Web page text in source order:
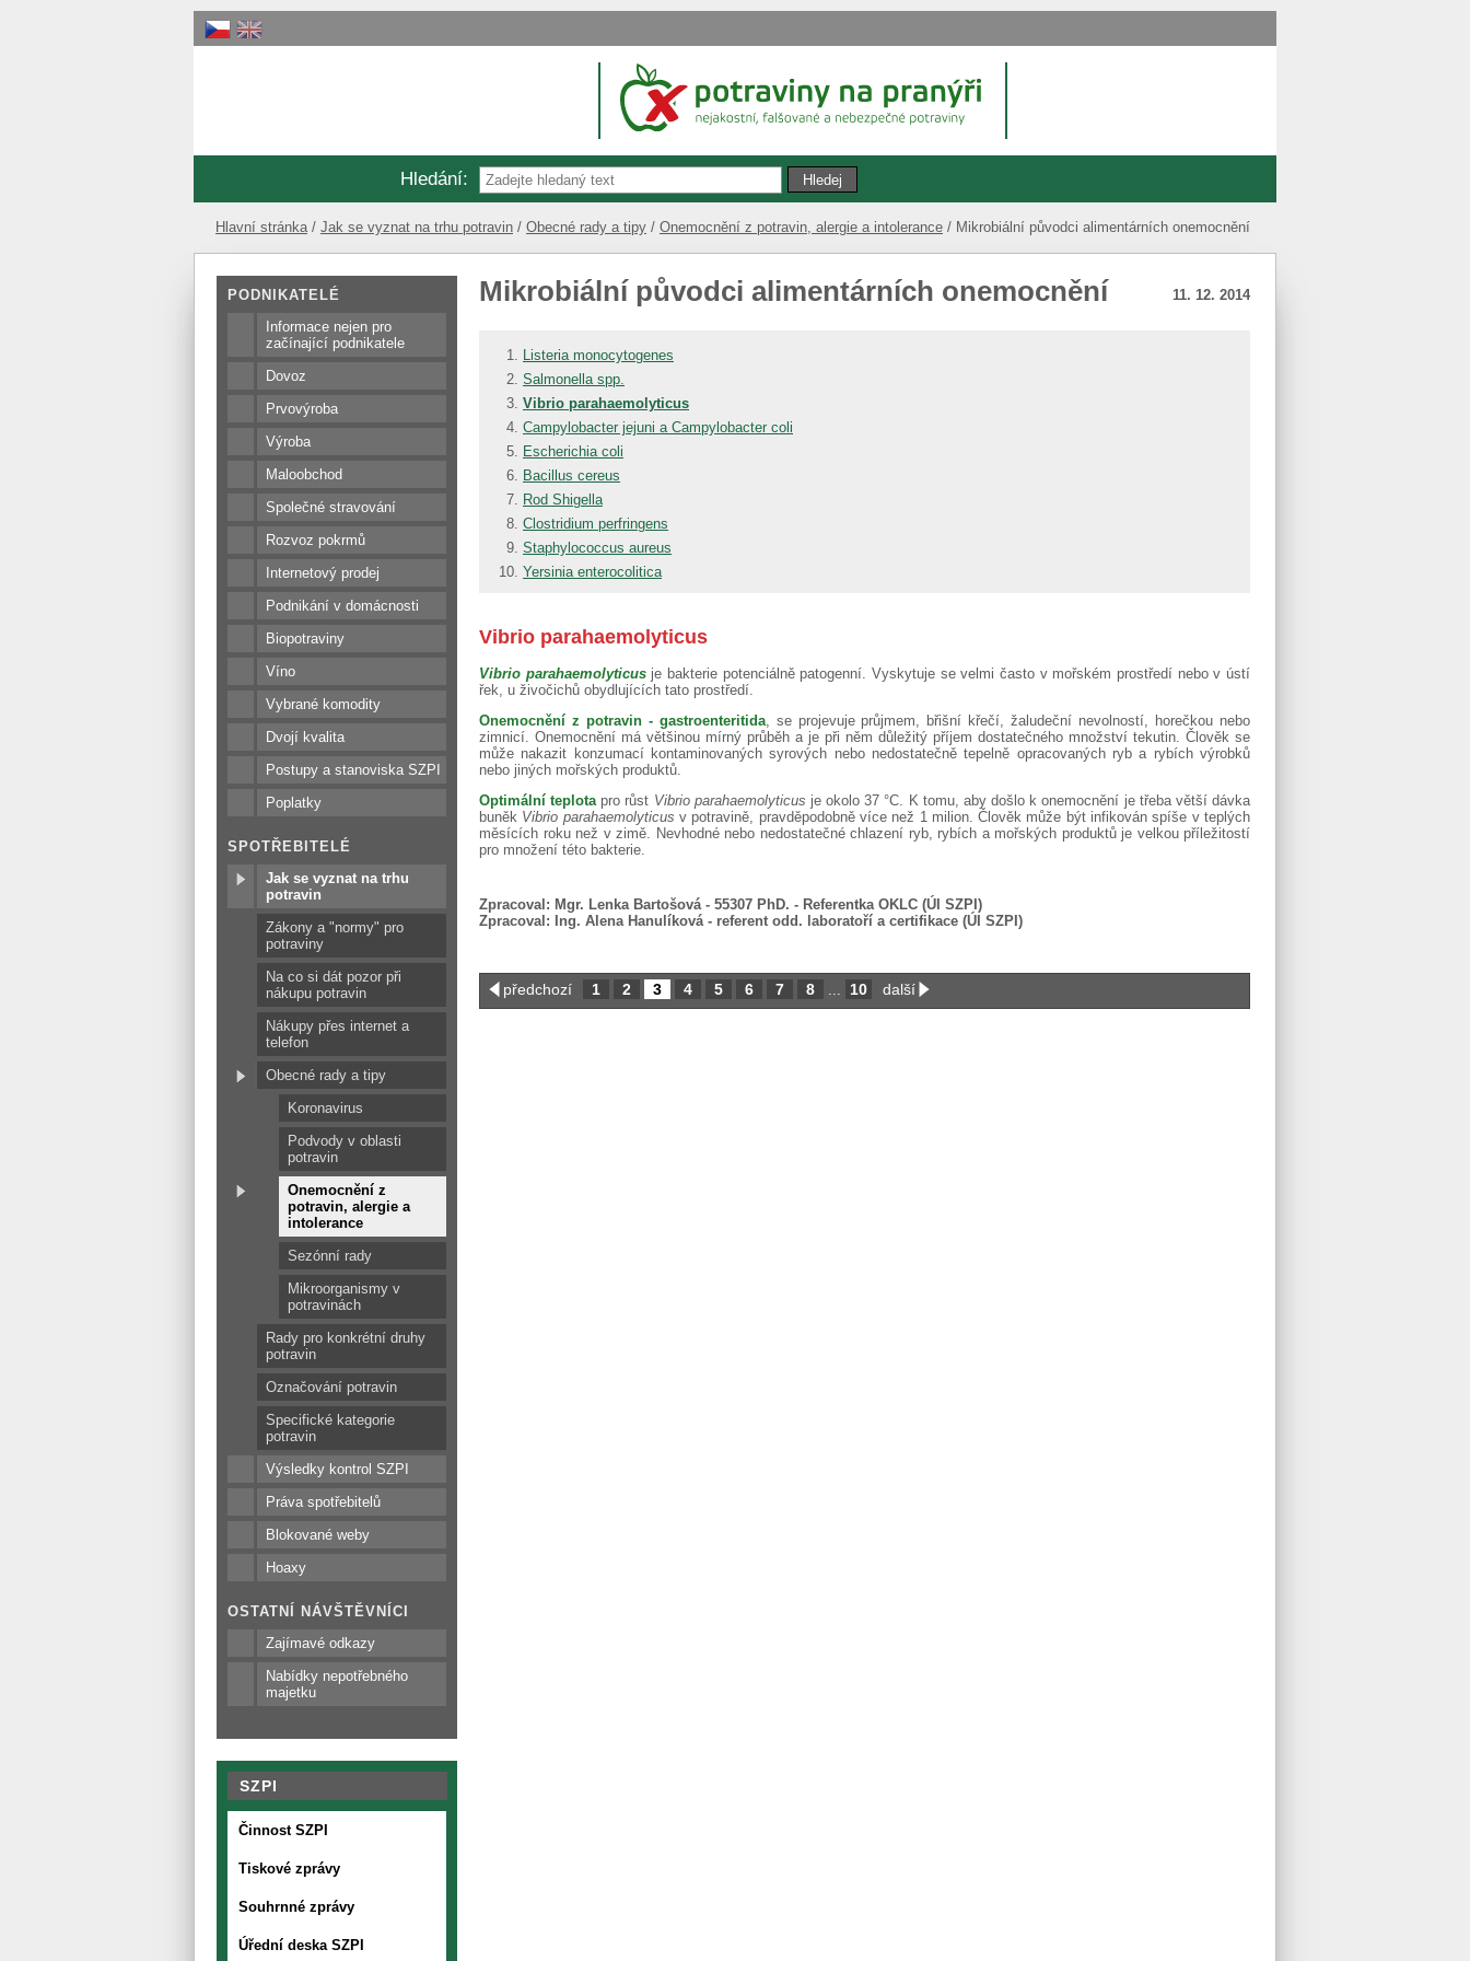
Hledání:
Hlavní stránka Jak se vyznat na trhu potravin Obecné rady a tipy Onemocnění z potravin, alergie a intolerance Mikrobiální původci alimentárních onemocnění
PODNIKATELÉ
Informace nejen pro
začínající podnikatele
Dovoz
Prvovýroba
Výroba
Maloobchod
Společné stravování
Rozvoz pokrmů
Internetový prodej
Podnikání v domácnosti
Biopotraviny
Víno
Vybrané komodity
Dvojí kvalita
Postupy a stanoviska SZPI
Poplatky
SPOTŘEBITELÉ
Jak se vyznat na trhu
potravin
Zákony a "normy" pro
potraviny
Na co si dát pozor při
nákupu potravin
Nákupy přes internet a
telefon
Obecné rady a tipy
Koronavirus
Podvody v oblasti
potravin
Onemocnění z
potravin, alergie a
intolerance
Sezónní rady
Mikroorganismy v
potravinách
Rady pro konkrétní druhy
potravin
Označování potravin
Specifické kategorie
potravin
Výsledky kontrol SZPI
Práva spotřebitelů
Blokované weby
Hoaxy
OSTATNÍ NÁVŠTĚVNÍCI
Zajímavé odkazy
Nabídky nepotřebného
majetku
SZPI
Činnost SZPI
Tiskové zprávy
Souhrnné zprávy
Úřední deska SZPI
Mikrobiální původci alimentárních onemocnění 11. 12. 2014
Listeria monocytogenes
Salmonella spp.
Vibrio parahaemolyticus
Campylobacter jejuni a Campylobacter coli
Escherichia coli
Bacillus cereus
Rod Shigella
Clostridium perfringens
Staphylococcus aureus
Yersinia enterocolitica
Vibrio parahaemolyticus
Vibrio parahaemolyticusje bakterie potenciálně patogenní. Vyskytuje se velmi často v mořském prostředí nebo v ústí
řek, u živočichů obydlujících tato prostředí.
Onemocnění z potravin - gastroenteritida, se projevuje průjmem, břišní křečí, žaludeční nevolností, horečkou nebo
zimnicí. Onemocnění má většinou mírný průběh a je při něm důležitý příjem dostatečného množství tekutin. Člověk se
může nakazit konzumací kontaminovaných syrových nebo nedostatečně tepelně opracovaných ryb a rybích výrobků
nebo jiných mořských produktů.
Optimální teplota pro růst Vibrio parahaemolyticus je okolo 37 °C. K tomu, aby došlo k onemocnění je třeba větší dávka
buněk Vibrio parahaemolyticus v potravině, pravděpodobně více než 1 milion. Člověk může být infikován spíše v teplých
měsících roku než v zimě. Nevhodné nebo nedostatečné chlazení ryb, rybích a mořských produktů je velkou příležitostí
pro množení této bakterie.
Zpracoval: Mgr. Lenka Bartošová - 55307 PhD. - Referentka OKLC (ÚI SZPI)
Zpracoval:
Ing. Alena Hanulíková - referent odd. laboratoří a certifikace (ÚI SZPI)
předchozí 1 2 3 4 5 6 7 8 10 další